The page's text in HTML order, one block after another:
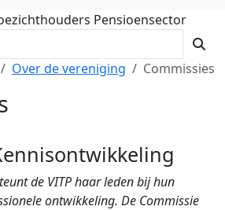
Pensioensector
Over de vereniging Commissies
de VITP haar leden bij hun
ontwikkeling. De Commissie